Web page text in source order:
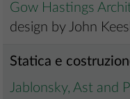
Gow Hastings
design by John
Statica e
Jablonsky, Ast and